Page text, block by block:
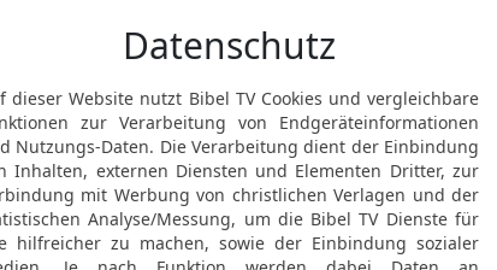
Machir zeugte Gilead;
Gileaditer.
Das sind die Söhne
von Helek die Sippe der
31 und {von} Asriël die
Sippe der Sichemiter;
32 und {von} Schemida
Hefer die Sippe der